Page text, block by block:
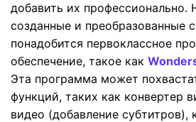
добавить их профессионально.
созданные и преобразованные
понадобится первоклассное
обеспечение, такое как
Эта программа может
функций, таких как конвертер
видео (добавление субтитров),